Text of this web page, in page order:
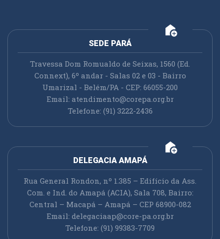
add_home
SEDE PARÁ
Travessa Dom Romualdo de Seixas, 1560 (Ed.
Connext), 6º andar - Salas 02 e 03 - Bairro
Umarizal - Belém/PA - CEP: 66055-200
Email: atendimento@corepa.org.br
Telefone: (91) 3222-2436
add_home
DELEGACIA AMAPÁ
Rua General Rondon, nº 1.385 – Edifício da Ass.
Com. e Ind. do Amapá (ACIA), Sala 708, Bairro:
Central – Macapá – Amapá – CEP 68900-082
Email: delegaciaap@core-pa.org.br
Telefone: (91) 99383-7709